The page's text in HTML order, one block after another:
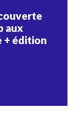
aux
+ édition